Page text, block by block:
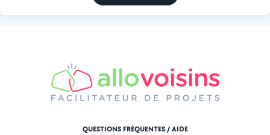
QUESTIONS FRÉQUENTES / AIDE